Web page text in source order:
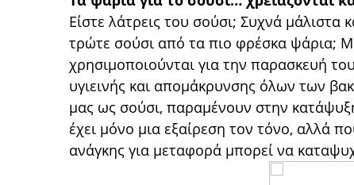
Είστε λάτρεις του σούσι; Συχνά μάλιστα
τρώτε σούσι από τα πιο φρέσκα ψάρια;
χρησιμοποιούνται για την παρασκευή
υγιεινής και απομάκρυνσης όλων των
μας ως σούσι, παραμένουν στην
έχει μόνο μια εξαίρεση τον τόνο, αλλά
ανάγκης για μεταφορά μπορεί να